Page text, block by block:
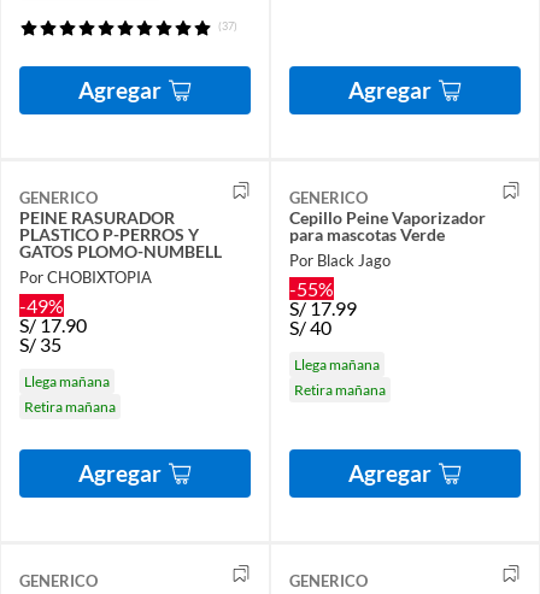
(37)
Agregar Agregar
GENERICO
PEINE RASURADOR
PLASTICO P-PERROS Y
GATOS PLOMO-NUMBELL
Por CHOBIXTOPIA
-49%
S/17.90
S/ 35
Llega mañana
Retira mañana
Agregar
GENERICO
Cepillo Peine Vaporizador
para mascotas Verde
Por Black Jago
-55%
S/17.99
S/40
Llega mañana
Retira mañana
Agregar
GENERICO GENERICO